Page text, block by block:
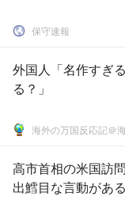
保守速報
外国人「名作すぎ
る？」
海外の万国反応記＠
高市首相の米国訪
出鱈目な言動があ